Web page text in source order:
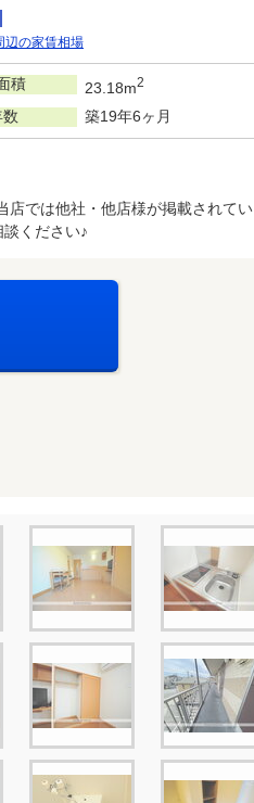
辺の家賃相場
積 23.18m2
築19年6ヶ月
では他社・他店様が掲載されてい
ください♪